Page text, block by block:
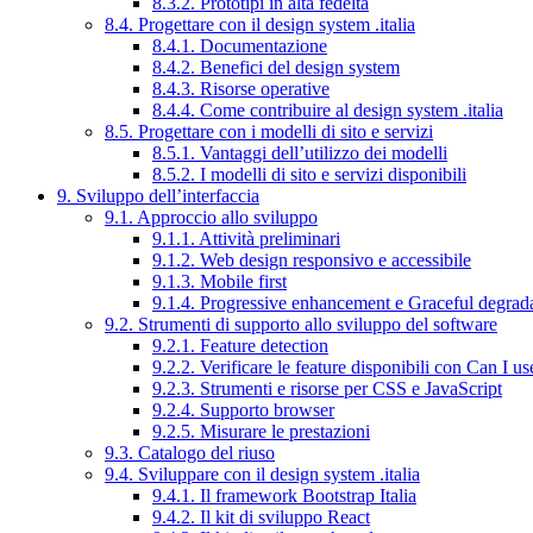
8.4. Progettare con il design system .italia
8.4.1. Documentazione
8.4.2. Benefici del design system
8.4.3. Risorse operative
8.4.4. Come contribuire al design system .italia
8.5. Progettare con i modelli di sito e servizi
8.5.1. Vantaggi dell’utilizzo dei modelli
8.5.2. I modelli di sito e servizi disponibili
9. Sviluppo dell’interfaccia
9.1. Approccio allo sviluppo
9.1.1. Attività preliminari
9.1.2. Web design responsivo e accessibile
9.1.3. Mobile first
9.1.4. Progressive enhancement e Graceful
9.2. Strumenti di supporto allo sviluppo del software
9.2.1. Feature detection
9.2.2. Verificare le feature disponibili con Can I
9.2.3. Strumenti e risorse per CSS e JavaScript
9.2.4. Supporto browser
9.2.5. Misurare le prestazioni
9.3. Catalogo del riuso
9.4. Sviluppare con il design system .italia
9.4.1. Il framework Bootstrap Italia
9.4.2. Il kit di sviluppo React